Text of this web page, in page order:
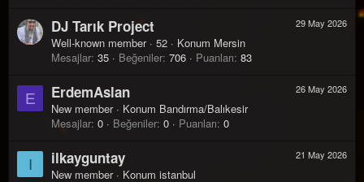
29 May 2026
DJ Tarık Project
Well-known member · 52 · Konum Mersin
Mesajlar 35 Beğeniler 706 Puanları 83
E
26 May 2026
ErdemAslan
New member · Konum Bandırma/Balıkesir
Mesajlar 0 Beğeniler 0 Puanları 0
I
21 May 2026
ilkayguntay
New member · Konum istanbul